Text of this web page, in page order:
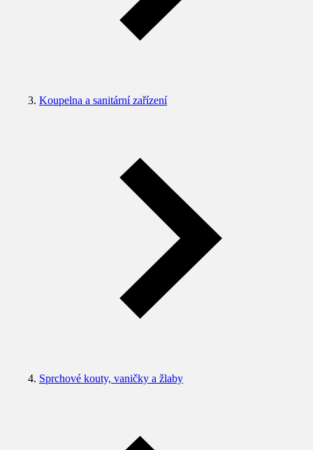
Koupelna a sanitární zařízení
Sprchové kouty, vaničky a žlaby